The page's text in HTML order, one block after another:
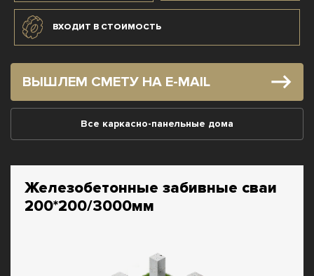
ВХОДИТ В СТОИМОСТЬ
ВЫШЛЕМ СМЕТУ НА E-MAIL
Все каркасно-панельные дома
Железобетонные забивные сваи
200*200/3000мм